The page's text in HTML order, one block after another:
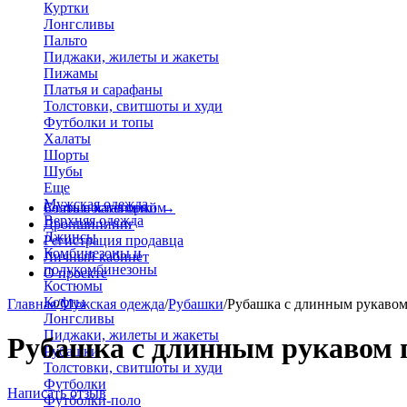
Куртки
Лонгсливы
Пальто
Пиджаки, жилеты и жакеты
Пижамы
Платья и сарафаны
Толстовки, свитшоты и худи
Футболки и топы
Халаты
Шорты
Шубы
Еще
Мужская одежда
Верхняя одежда
Джинсы
Комбинезоны и
полукомбинезоны
Костюмы
Кофты
Лонгсливы
Пиджаки, жилеты и жакеты
Рубашки
Толстовки, свитшоты и худи
Футболки
Футболки-поло
Больше категорий→
Стать поставщиком
Дропшиппинг
Регистрация продавца
Личный кабинет
О проекте
Главная/Мужская одежда/Рубашки/Рубашка с длинным
Рубашка с длинным рукавом
Написать отзыв